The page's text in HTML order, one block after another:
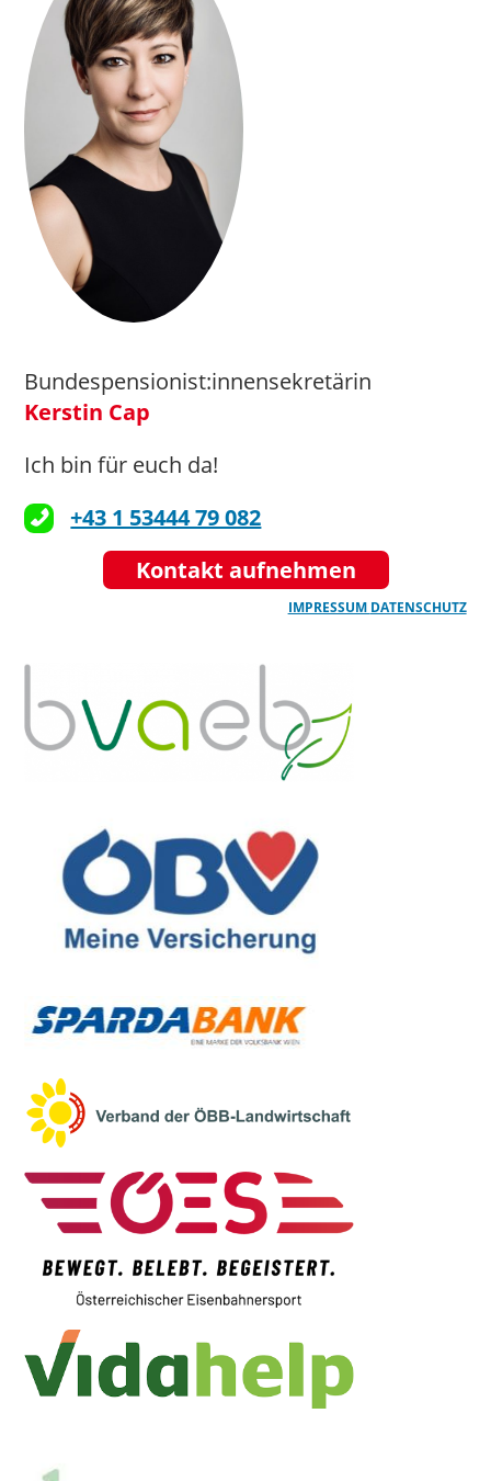
Bundespensionist:innensekretärin
Kerstin Cap
Ich bin für euch da!
+43 1 53444 79 082
Kontakt aufnehmen
IMPRESSUM DATENSCHUTZ